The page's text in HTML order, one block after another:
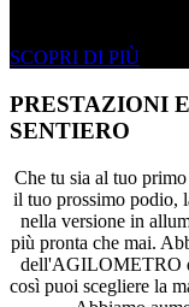
SCOPRI DI PIÙ
PRESTAZIONI
SENTIERO
Che tu sia al tuo
il tuo prossimo podio,
nella versione in
più pronta che mai.
dell'AGILOMETRO
così puoi scegliere la